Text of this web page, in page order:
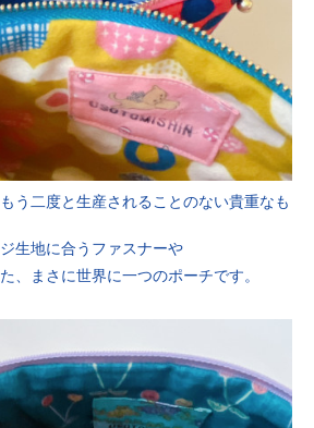
う二度と生産されることのない貴重なも
生地に合うファスナーや
、まさに世界に一つのポーチです。